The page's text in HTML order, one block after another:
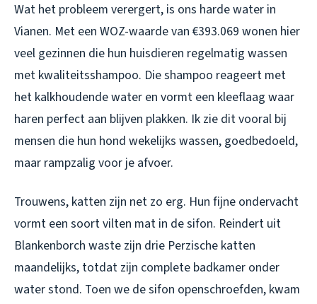
Wat het probleem verergert, is ons harde water in
Vianen. Met een WOZ-waarde van €393.069 wonen hier
veel gezinnen die hun huisdieren regelmatig wassen
met kwaliteitsshampoo. Die shampoo reageert met
het kalkhoudende water en vormt een kleeflaag waar
haren perfect aan blijven plakken. Ik zie dit vooral bij
mensen die hun hond wekelijks wassen, goedbedoeld,
maar rampzalig voor je afvoer.
Trouwens, katten zijn net zo erg. Hun fijne ondervacht
vormt een soort vilten mat in de sifon. Reindert uit
Blankenborch waste zijn drie Perzische katten
maandelijks, totdat zijn complete badkamer onder
water stond. Toen we de sifon openschroefden, kwam